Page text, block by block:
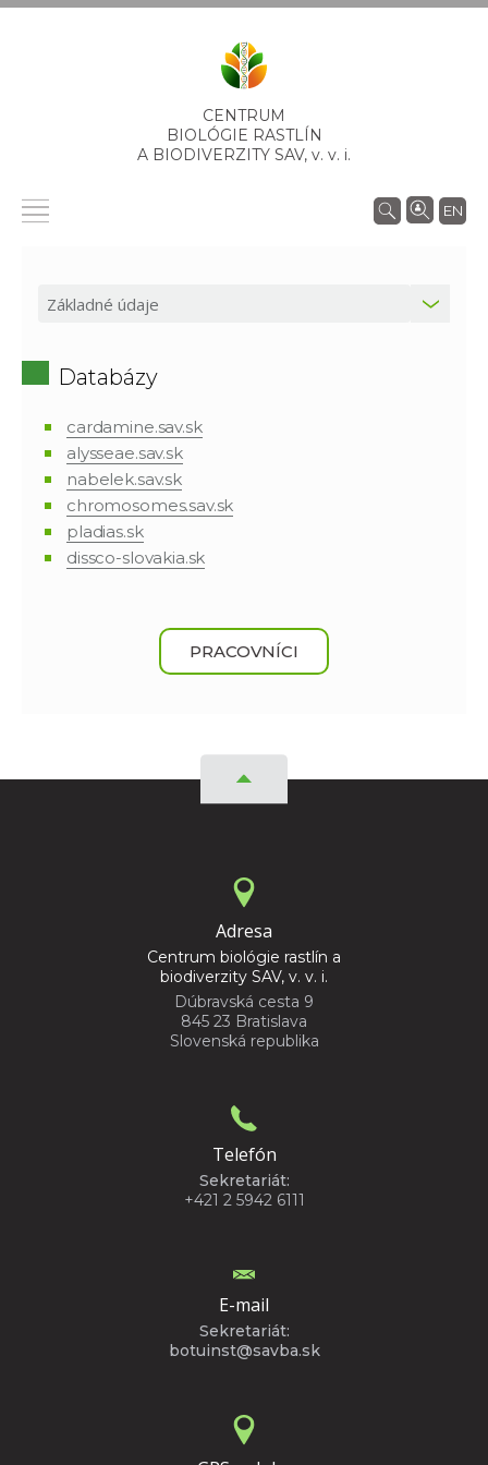
CENTRUM
BIOLÓGIE RASTLÍN
A BIODIVERZITY SAV, v. v. i.
EN
Databázy
cardamine.sav.sk
alysseae.sav.sk
nabelek.sav.sk
chromosomes.sav.sk
pladias.sk
dissco-slovakia.sk
PRACOVNÍCI
Adresa
Centrum biológie rastlín a
biodiverzity SAV, v. v. i.
Dúbravská cesta 9
845 23 Bratislava
Slovenská republika
Telefón
Sekretariát:
+421 2 5942 6111
E-mail
Sekretariát:
botuinst@savba.sk